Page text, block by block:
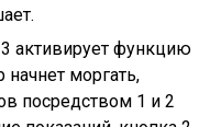
активирует функцию
начнет моргать,
посредством 1 и 2